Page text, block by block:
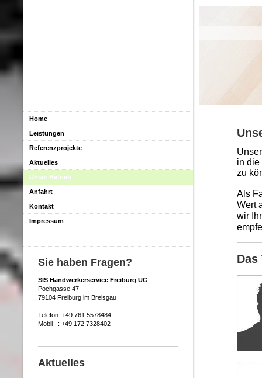
in die
zu
Als
Wert
wir
Das
Home
Leistungen
Referenzprojekte
Aktuelles
Unser Betrieb
Anfahrt
Kontakt
Impressum
Sie haben Fragen?
SIS Handwerkerservice Freiburg UG
Pochgasse 47
79104 Freiburg im Breisgau
Telefon: +49 761 5578484
Mobil : +49 172 7328402
Aktuelles